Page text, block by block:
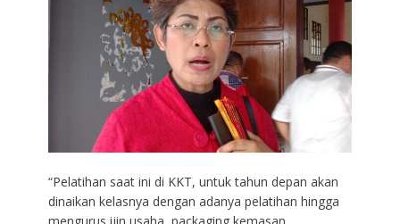
“Pelatihan saat ini di KKT, untuk tahun depan akan
dinaikan kelasnya dengan adanya pelatihan hingga